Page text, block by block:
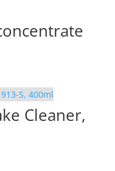
Cleaner,